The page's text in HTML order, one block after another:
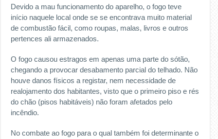
Devido a mau funcionamento do aparelho, o fogo teve
início naquele local onde se se encontrava muito material
de combustão fácil, como roupas, malas, livros e outros
pertences ali armazenados.
O fogo causou estragos em apenas uma parte do sótão,
chegando a provocar desabamento parcial do telhado. Não
houve danos físicos a registar, nem necessidade de
realojamento dos habitantes, visto que o primeiro piso e rés
do chão (pisos habitáveis) não foram afetados pelo
incêndio.
No combate ao fogo para o qual também foi determinante o